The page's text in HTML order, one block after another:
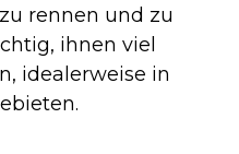
rennen und zu
ihnen viel
idealerweise in